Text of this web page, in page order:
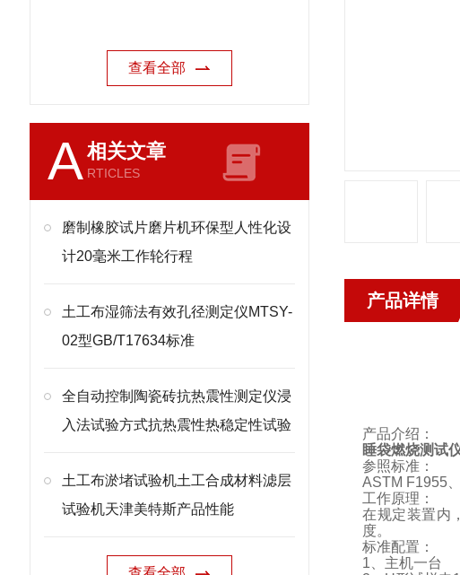
查看全部
A相关文章
RTICLES
磨制橡胶试片磨片机环保型人性化设
计20毫米工作轮行程
土工布湿筛法有效孔径测定仪MTSY-
02型GB/T17634标准
全自动控制陶瓷砖抗热震性测定仪浸
入法试验方式抗热震性热稳定性试验
土工布淤堵试验机土工合成材料滤层
试验机天津美特斯产品性能
产品详情
产品介绍：
睡袋燃烧测试
参照标准：
ASTM F1955
工作原理：
在规定装置内
度。
标准配置：
1 、主机一台